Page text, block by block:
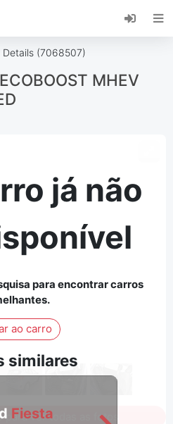
eCarsTrade, adicione-a
atualizações
Details (7068507)
MHEV
já não
para encontrar carros
ao carro
similares
Fiesta
ver todas as fotos